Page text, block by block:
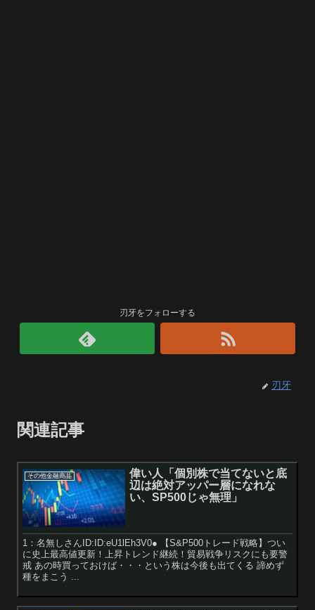
刃牙をフォローする
刃牙
関連記事
その他金融商品
偉い人「個別株で当てないと底
辺は絶対アッパー層になれな
い、SP500じゃ無理」
1：名無しさんID:ID:eU1lEh3V0● 【S&P500トレード戦略】つい
に史上最高値更新！上昇トレンド継続！貿易戦争リスクにも要警
戒 あの時買っておけば・・・という株は今後も出てくる 諦めず
種をまこう ...